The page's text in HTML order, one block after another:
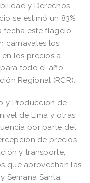
y Derechos
se estimó un 83%
fecha este flagelo
carnavales los
los precios a
todo el año”,
Regional (RCR).
y Producción de
de Lima y otras
por parte del
de precios
y transporte,
que aprovechan las
Semana Santa.